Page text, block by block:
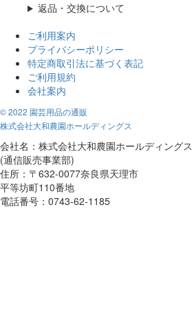
返品・交換について
ご利用案内
プライバシーポリシー
特定商取引法に基づく表記
ご利用規約
会社案内
© 2022 園芸用品の通販
株式会社大和農園ホールディングス
会社名：株式会社大和農園ホールディングス
(通信販売事業部)
住所：〒632-0077奈良県天理市
平等坊町110番地
電話番号：0743-62-1185